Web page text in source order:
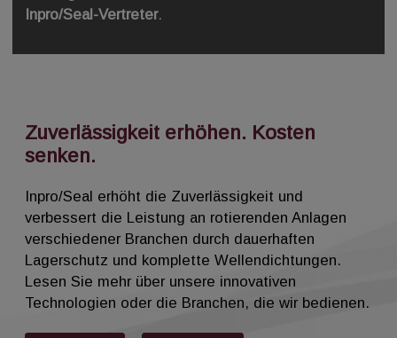
Inpro/Seal-Vertreter.
Zuverlässigkeit erhöhen. Kosten
senken.
Inpro/Seal erhöht die Zuverlässigkeit und
verbessert die Leistung an rotierenden Anlagen
verschiedener Branchen durch dauerhaften
Lagerschutz und komplette Wellendichtungen.
Lesen Sie mehr über unsere innovativen
Technologien oder die Branchen, die wir bedienen.